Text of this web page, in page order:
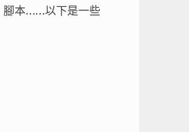
腳本……以下是一些